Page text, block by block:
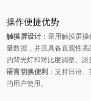
操作便捷优势
触摸屏设计：采用触摸屏操
量数据，并且具备直观性
的背光灯和对比度调整、测
语言切换便利 ：支持日语
的用户使用。